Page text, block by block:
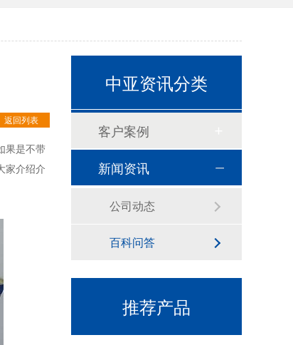
返回列表
果是不带
家介绍介
中亚资讯分类
客户案例
新闻资讯
公司动态
百科问答
推荐产品
建筑通风用橡塑保温板